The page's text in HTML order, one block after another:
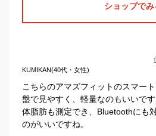
ショップでみ
KUMIKAN(40代・女性)
こちらのアマズフィットのスマー
盤で見やすく、軽量なのもいいで
体脂肪も測定でき、Bluetoothにも
のがいいですね。